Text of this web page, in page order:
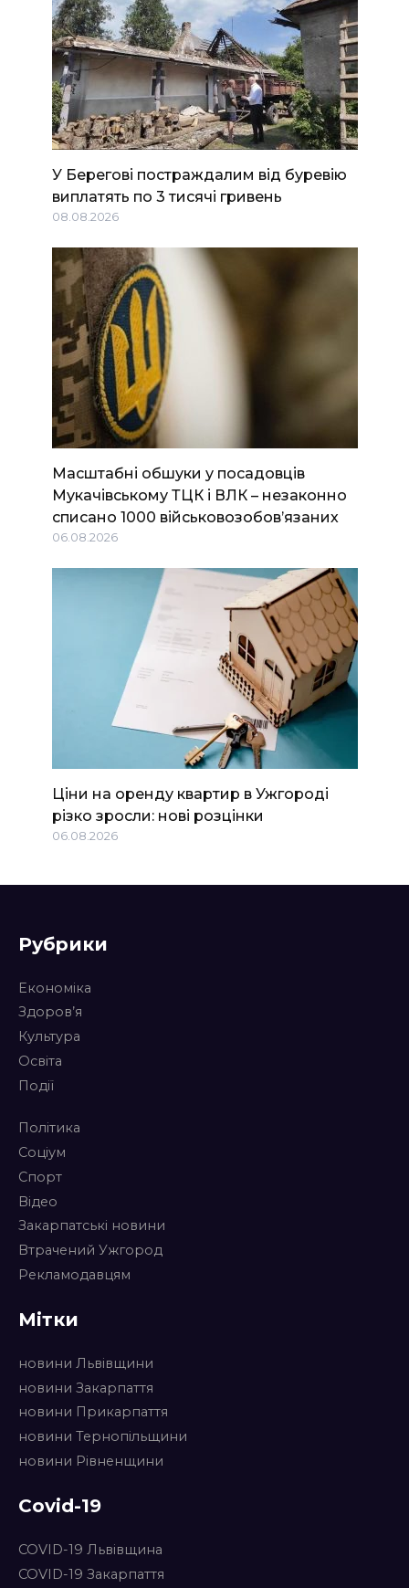
У Берегові постраждалим від буревію
виплатять по 3 тисячі гривень
08.08.2026
Масштабні обшуки у посадовців
Мукачівському ТЦК і ВЛК – незаконно
списано 1000 військовозобов’язаних
06.08.2026
Ціни на оренду квартир в Ужгороді
різко зросли: нові розцінки
06.08.2026
Рубрики
Економіка
Здоров’я
Культура
Освіта
Події
Політика
Соціум
Спорт
Відео
Закарпатські новини
Втрачений Ужгород
Рекламодавцям
Мітки
новини Львівщини
новини Закарпаття
новини Прикарпаття
новини Тернопільщини
новини Рівненщини
Covid-19
COVID-19 Львівщина
COVID-19 Закарпаття